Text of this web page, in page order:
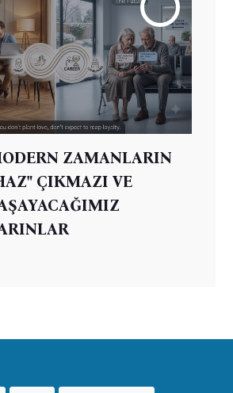
ZAMANLARIN
ÇIKMAZI VE